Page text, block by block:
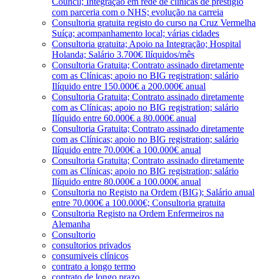
com parceria com o NHS; evolução na carreia
Consultoria gratuita registo do curso na Cruz Vermelha
Suíça; acompanhamento local; várias cidades
Consultoria gratuita; Apoio na Integração; Hospital
Holanda; Salário 3.700€ Ilíquidos/mês
Consultoria Gratuita; Contrato assinado diretamente
com as Clínicas; apoio no BIG registration; salário
Ilíquido entre 150.000€ a 200.000€ anual
Consultoria Gratuita; Contrato assinado diretamente
com as Clínicas; apoio no BIG registration; salário
Ilíquido entre 60.000€ a 80.000€ anual
Consultoria Gratuita; Contrato assinado diretamente
com as Clínicas; apoio no BIG registration; salário
Ilíquido entre 70.000€ a 100.000€ anual
Consultoria Gratuita; Contrato assinado diretamente
com as Clínicas; apoio no BIG registration; salário
Ilíquido entre 80.000€ a 100.000€ anual
Consultoria no Registo na Ordem (BIG); Salário anual
entre 70.000€ a 100.000€; Consultoria gratuita
Consultoria Registo na Ordem Enfermeiros na
Alemanha
Consultorio
consultorios privados
consumiveis clínicos
contrato a longo termo
contrato de longo prazo